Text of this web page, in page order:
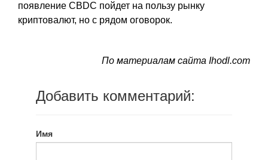
появление CBDC пойдет на пользу рынку
криптовалют, но с рядом оговорок.
По материалам сайта Ihodl.com
Добавить комментарий:
Имя